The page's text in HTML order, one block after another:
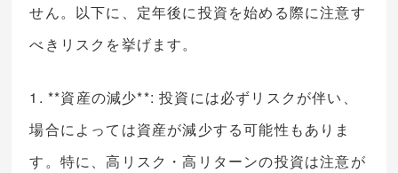
せん。以下に、定年後に投資を始める際に注意す
べきリスクを挙げます。
1. **資産の減少**: 投資には必ずリスクが伴い、
場合によっては資産が減少する可能性もありま
す。特に、高リスク・高リターンの投資は注意が